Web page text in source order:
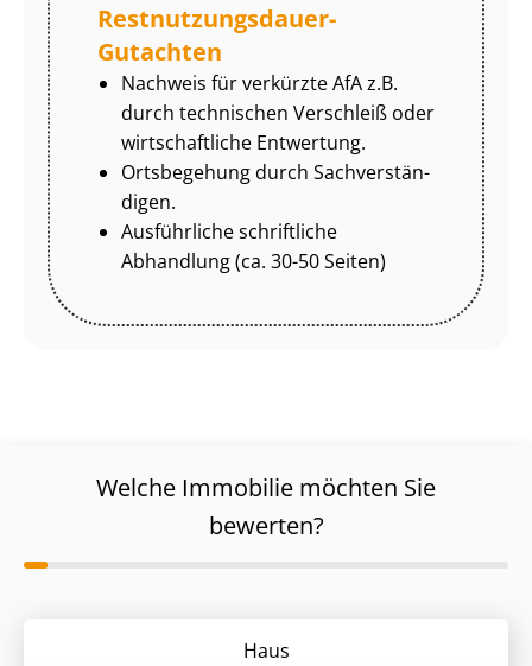
Rest­nut­zungs­dau­er-
Gutachten
Nachweis für verkürzte AfA z.B.
durch technischen Verschleiß oder
wirtschaftliche Entwertung.
Ortsbegehung durch Sach­ver­stän­
di­gen.
Ausführliche schriftliche
Abhandlung (ca. 30-50 Seiten)
Welche Immobilie möchten Sie
bewerten?
Haus